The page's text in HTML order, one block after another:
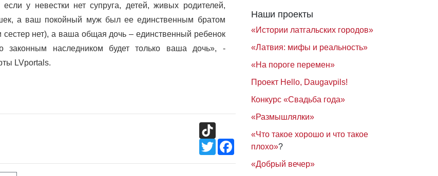
если у невестки нет супруга, детей, живых родителей,
а ваш покойный муж был ее единственным братом
сестер нет), а ваша общая дочь – единственный ребенок
законным наследником будет только ваша дочь», -
LVportals.
TikTok
TwitterFacebook
Наши проекты
«Истории латгальских городов»
«Латвия: мифы и реальность»
«На пороге перемен»
Проект Hello, Daugavpils!
Конкурс «Свадьба года»
«Размышлялки»
«Что такое хорошо и что такое
плохо»?
«Добрый вечер»